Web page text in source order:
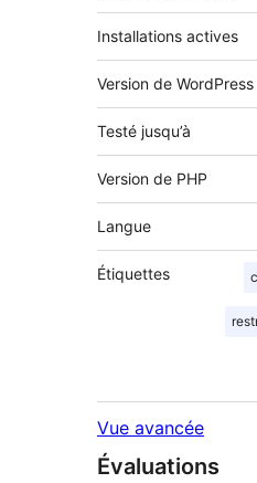
Installations actives
Version de WordPress
Testé jusqu’à
Version de PHP
Langue
Étiquettes
Vue avancée
Évaluations